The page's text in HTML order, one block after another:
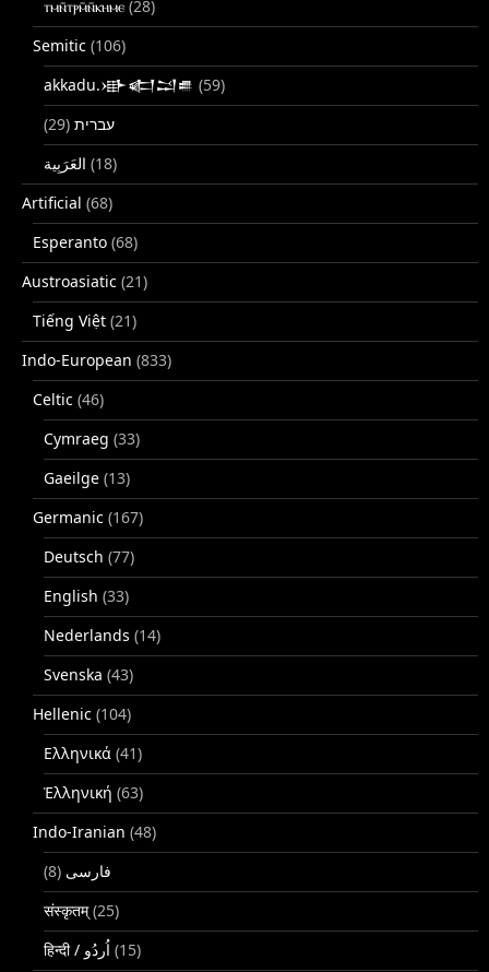
ⲧⲙⲛ̄ⲧⲣⲙ̄ⲛ̄ⲕⲏⲙⲉ (28)
Semitic (106)
akkadu.𒀝𒅗𒁺𒌑 (59)
עברית (29)
(18)
Artificial (68)
Esperanto (68)
Austroasiatic (21)
Tiếng Việt (21)
Indo-European (833)
Celtic (46)
Cymraeg (33)
Gaeilge (13)
Germanic (167)
Deutsch (77)
English (33)
Nederlands (14)
Svenska (43)
Hellenic (104)
Ελληνικά (41)
Ἑλληνική (63)
Indo-Iranian (48)
فارسی (8)
संस्कृतम्(25)
(15)